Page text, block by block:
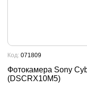
Фотокамера Sony
(DSCRX10M5)
Код: 071809